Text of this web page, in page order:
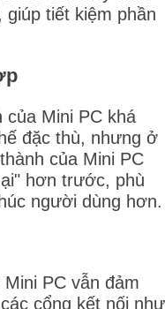
tiết kiệm phần
Mini PC khá
đặc thù, nhưng ở
của Mini PC
hơn trước, phù
người dùng hơn.
PC vẫn đảm
cổng kết nối như